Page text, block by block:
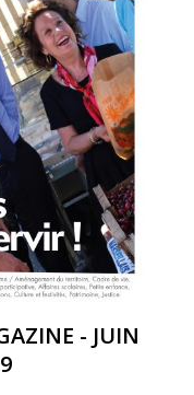
- JUIN